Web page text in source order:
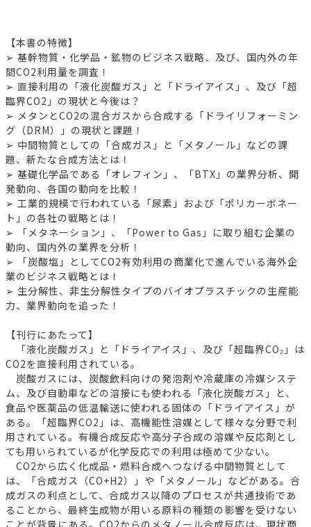
【本書の特徴】
➢ 基幹物質・化学品・鉱物のビジネス戦略、及び、国内外の年
間CO2利用量を調査！
➢ 直接利用の「液化炭酸ガス」と「ドライアイス」、及び「超
臨界CO2」の現状と今後は？
➢ メタンとCO2の混合ガスから合成する「ドライリフォーミン
グ（DRM）」の現状と課題！
➢ 中間物質としての「合成ガス」と「メタノール」などの課
題、新たな合成方法とは！
➢ 基礎化学品である「オレフィン」、「BTX」の業界分析、開
発動向、各国の動向を比較！
➢ 工業的規模で行われている「尿素」および「ポリカーボネー
ト」の各社の戦略とは！
➢ 「メタネーション」、「Power to Gas」に取り組む企業の
動向、国内外の業界を分析！
➢ 「炭酸塩」としてCO2有効利用の商業化で進んでいる海外企
業のビジネス戦略とは！
➢ 生分解性、非生分解性タイプのバイオプラスチックの生産能
力、業界動向を追った！
【刊行にあたって】
「液化炭酸ガス」と「ドライアイス」、及び「超臨界CO₂」は
CO2を直接利用されている。
炭酸ガスには、炭酸飲料向けの発泡剤や冷蔵庫の冷媒システ
ム、及び自動車などの溶接にも使われる「液化炭酸ガス」と、
食品や医薬品の低温輸送に使われる固体の「ドライアイス」が
ある。「超臨界CO2」は、高機能性溶媒として様々な分野で利
用されている。有機合成反応や高分子合成の溶媒や反応剤とし
ても用いられているが化学反応での利用は極めて少ない。
CO2から広く化成品・燃料合成へつなげる中間物質として
は、「合成ガス（CO+H2）」や「メタノール」などがある。合
成ガスの利点として、合成ガス以降のプロセスが共通技術であ
ることから、最終生成物が用いる原料の種類の影響を受けない